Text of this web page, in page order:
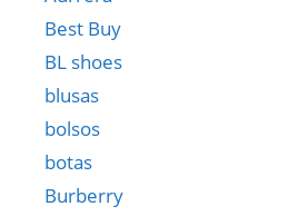
Best Buy
BL shoes
blusas
bolsos
botas
Burberry